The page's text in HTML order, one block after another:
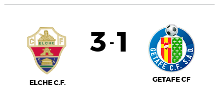
ELCHE C.F.
3 - 1
GETAFE CF